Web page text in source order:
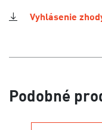
Vyhlásenie
Podobné